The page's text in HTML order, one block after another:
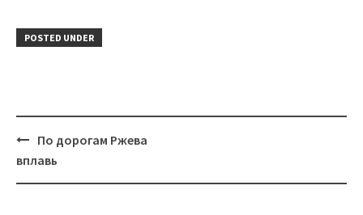
POSTED UNDER
Post
navigation
По дорогам Ржева
вплавь